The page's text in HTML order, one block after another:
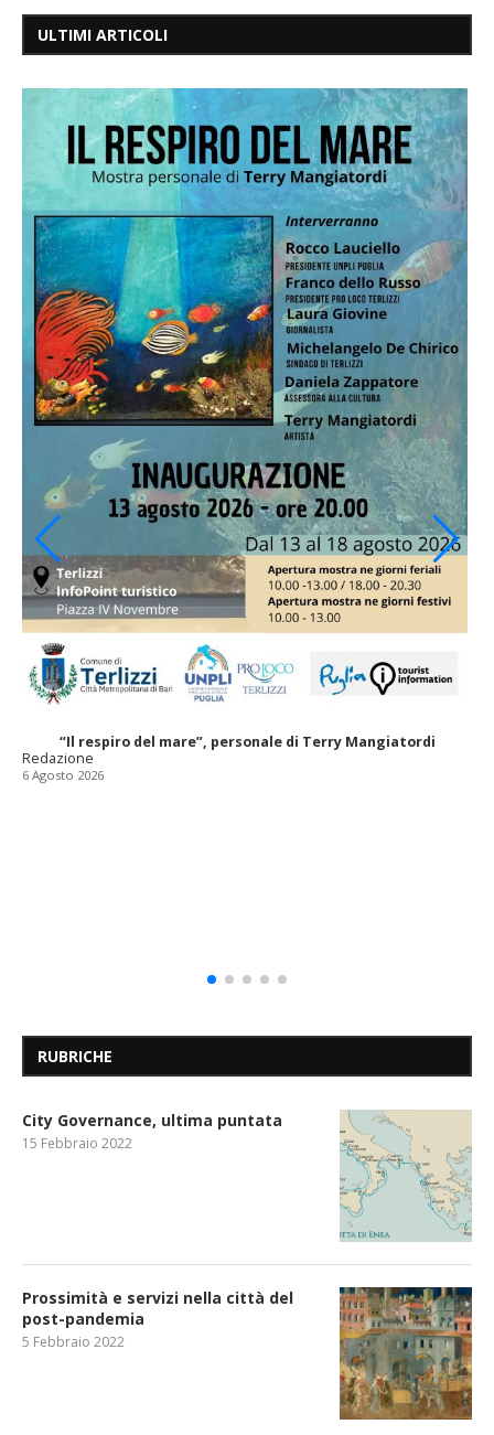
ULTIMI ARTICOLI
“Il respiro del mare”, personale di Terry Mangiatordi
Redazione
6 Agosto 2026
RUBRICHE
City Governance, ultima puntata
15 Febbraio 2022
Prossimità e servizi nella città del
post-pandemia
5 Febbraio 2022